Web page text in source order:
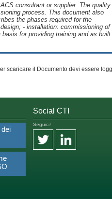
consultant or supplier. The quality
process. This document also
the phases required for the
- installation: commissioning of
for providing training and as built
scaricare il Documento devi essere
Social CTI
Seguici!